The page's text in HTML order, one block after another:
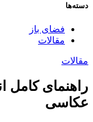
دسته‌ها
فضای باز
مقالات
مقالات
راهنمای کامل
عکاسی